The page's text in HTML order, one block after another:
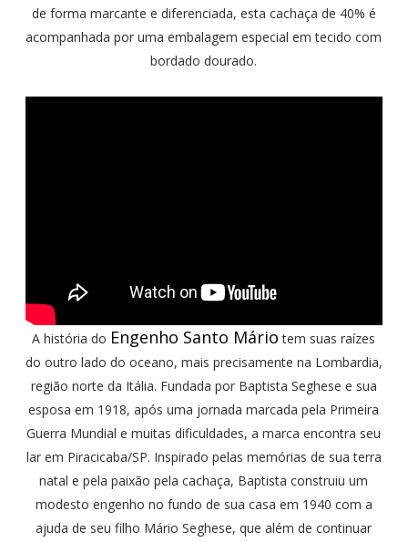
de forma marcante e diferenciada, esta cachaça de 40% é
acompanhada por uma embalagem especial em tecido com
bordado dourado.
A história do Engenho Santo Mário tem suas raízes
do outro lado do oceano, mais precisamente na Lombardia,
região norte da Itália. Fundada por Baptista Seghese e sua
esposa em 1918, após uma jornada marcada pela Primeira
Guerra Mundial e muitas dificuldades, a marca encontra seu
lar em Piracicaba/SP. Inspirado pelas memórias de sua terra
natal e pela paixão pela cachaça, Baptista construiu um
modesto engenho no fundo de sua casa em 1940 com a
ajuda de seu filho Mário Seghese, que além de continuar